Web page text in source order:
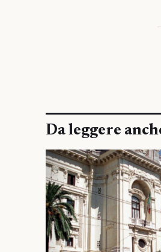
Da leggere